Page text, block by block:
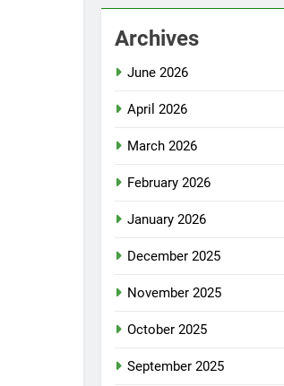
Archives
June 2026
April 2026
March 2026
February 2026
January 2026
December 2025
November 2025
October 2025
September 2025